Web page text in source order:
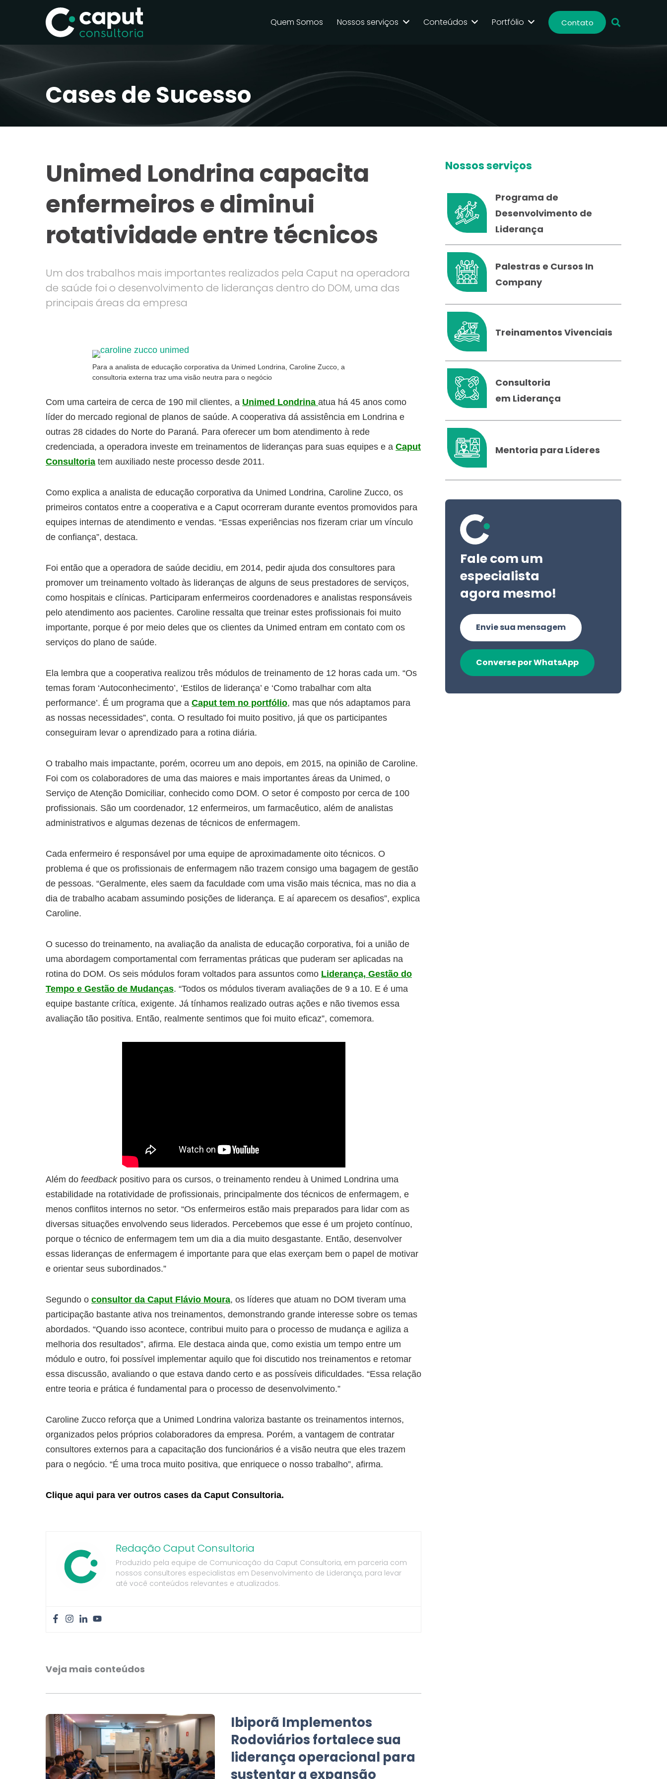
Quem Somos Nossos serviços Conteúdos Portfólio Contato
Cases de Sucesso
Unimed Londrina capacita
enfermeiros e diminui
rotatividade entre técnicos
Um dos trabalhos mais importantes realizados pela Caput na operadora
de saúde foi o desenvolvimento de lideranças dentro do DOM, uma das
principais áreas da empresa
Para a analista de educação corporativa da Unimed Londrina, Caroline Zucco, a
consultoria externa traz uma visão neutra para o negócio
Com uma carteira de cerca de 190 mil clientes, a Unimed Londrina atua há 45 anos como
líder do mercado regional de planos de saúde. A cooperativa dá assistência em Londrina e
outras 28 cidades do Norte do Paraná. Para oferecer um bom atendimento à rede
credenciada, a operadora investe em treinamentos de lideranças para suas equipes e a Caput
Consultoria tem auxiliado neste processo desde 2011.
Como explica a analista de educação corporativa da Unimed Londrina, Caroline Zucco, os
primeiros contatos entre a cooperativa e a Caput ocorreram durante eventos promovidos para
equipes internas de atendimento e vendas. “Essas experiências nos fizeram criar um vínculo
de confiança”, destaca.
Foi então que a operadora de saúde decidiu, em 2014, pedir ajuda dos consultores para
promover um treinamento voltado às lideranças de alguns de seus prestadores de serviços,
como hospitais e clínicas. Participaram enfermeiros coordenadores e analistas responsáveis
pelo atendimento aos pacientes. Caroline ressalta que treinar estes profissionais foi muito
importante, porque é por meio deles que os clientes da Unimed entram em contato com os
serviços do plano de saúde.
Ela lembra que a cooperativa realizou três módulos de treinamento de 12 horas cada um. “Os
temas foram ‘Autoconhecimento’, ‘Estilos de liderança’ e ‘Como trabalhar com alta
performance’. É um programa que a Caput tem no portfólio, mas que nós adaptamos para
as nossas necessidades”, conta. O resultado foi muito positivo, já que os participantes
conseguiram levar o aprendizado para a rotina diária.
O trabalho mais impactante, porém, ocorreu um ano depois, em 2015, na opinião de Caroline.
Foi com os colaboradores de uma das maiores e mais importantes áreas da Unimed, o
Serviço de Atenção Domiciliar, conhecido como DOM. O setor é composto por cerca de 100
profissionais. São um coordenador, 12 enfermeiros, um farmacêutico, além de analistas
administrativos e algumas dezenas de técnicos de enfermagem.
Cada enfermeiro é responsável por uma equipe de aproximadamente oito técnicos. O
problema é que os profissionais de enfermagem não trazem consigo uma bagagem de gestão
de pessoas. “Geralmente, eles saem da faculdade com uma visão mais técnica, mas no dia a
dia de trabalho acabam assumindo posições de liderança. E aí aparecem os desafios”, explica
Caroline.
O sucesso do treinamento, na avaliação da analista de educação corporativa, foi a união de
uma abordagem comportamental com ferramentas práticas que puderam ser aplicadas na
rotina do DOM. Os seis módulos foram voltados para assuntos como Liderança, Gestão do
Tempo e Gestão de Mudanças. “Todos os módulos tiveram avaliações de 9 a 10. E é uma
equipe bastante crítica, exigente. Já tínhamos realizado outras ações e não tivemos essa
avaliação tão positiva. Então, realmente sentimos que foi muito eficaz”, comemora.
Além do feedbackpositivo para os cursos, o treinamento rendeu à Unimed Londrina uma
estabilidade na rotatividade de profissionais, principalmente dos técnicos de enfermagem, e
menos conflitos internos no setor. “Os enfermeiros estão mais preparados para lidar com as
diversas situações envolvendo seus liderados. Percebemos que esse é um projeto contínuo,
porque o técnico de enfermagem tem um dia a dia muito desgastante. Então, desenvolver
essas lideranças de enfermagem é importante para que elas exerçam bem o papel de motivar
e orientar seus subordinados.”
Segundo o consultor da Caput Flávio Moura, os líderes que atuam no DOM tiveram uma
participação bastante ativa nos treinamentos, demonstrando grande interesse sobre os temas
abordados. “Quando isso acontece, contribui muito para o processo de mudança e agiliza a
melhoria dos resultados”, afirma. Ele destaca ainda que, como existia um tempo entre um
módulo e outro, foi possível implementar aquilo que foi discutido nos treinamentos e retomar
essa discussão, avaliando o que estava dando certo e as possíveis dificuldades. “Essa relação
entre teoria e prática é fundamental para o processo de desenvolvimento.”
Caroline Zucco reforça que a Unimed Londrina valoriza bastante os treinamentos internos,
organizados pelos próprios colaboradores da empresa. Porém, a vantagem de contratar
consultores externos para a capacitação dos funcionários é a visão neutra que eles trazem
para o negócio. “É uma troca muito positiva, que enriquece o nosso trabalho”, afirma.
Clique aqui para ver outros cases da Caput Consultoria.
Redação Caput Consultoria
Produzido pela equipe de Comunicação da Caput Consultoria, em parceria com
nossos consultores especialistas em Desenvolvimento de Liderança, para levar
até você conteúdos relevantes e atualizados.
Veja mais conteúdos
Ibiporã Implementos
Rodoviários fortalece sua
liderança operacional para
sustentar a expansão
Nossos serviços
Programa de
Desenvolvimento de
Liderança
Palestras e Cursos In
Company
Treinamentos Vivenciais
Consultoria
em Liderança
Mentoria para Líderes
Fale com um
especialista
agora mesmo!
Envie sua mensagem
Converse por WhatsApp